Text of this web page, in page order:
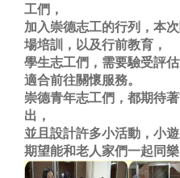
工們，
加入崇德志工的行列，本
場培訓，以及行前教育，
學生志工們，需要驗受評
適合前往關懷服務。
崇德青年志工們，都期待
出，
並且設計許多小活動，小
期望能和老人家們一起同樂